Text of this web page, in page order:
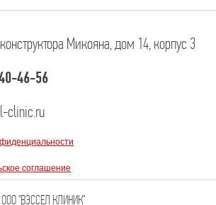
Микояна, дом 14, корпус 3
46-56
clinic.ru
соглашение
"ВЭССЕЛ КЛИНИК"